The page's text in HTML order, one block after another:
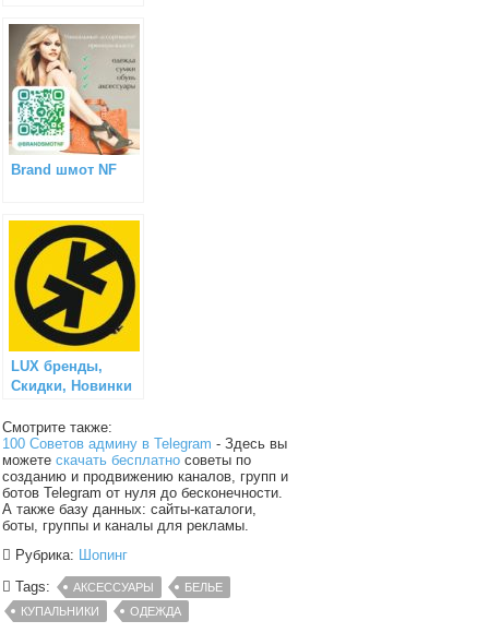
Brаnd шмот NF
LUX бренды,
Скидки, Новинки
Смотрите также:
100 Советов админу в Telegram - Здесь вы
можетескачать бесплатно советы по
созданию и продвижению каналов, групп и
ботов Telegram от нуля до бесконечности.
А также базу данных: сайты-каталоги,
боты, группы и каналы для рекламы.
Рубрика: Шопинг
Tags:
АКСЕССУАРЫ
БЕЛЬЕ
КУПАЛЬНИКИ
ОДЕЖДА